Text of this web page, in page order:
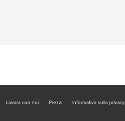
Lavora con noi Prezzi Informativa sulla privacy